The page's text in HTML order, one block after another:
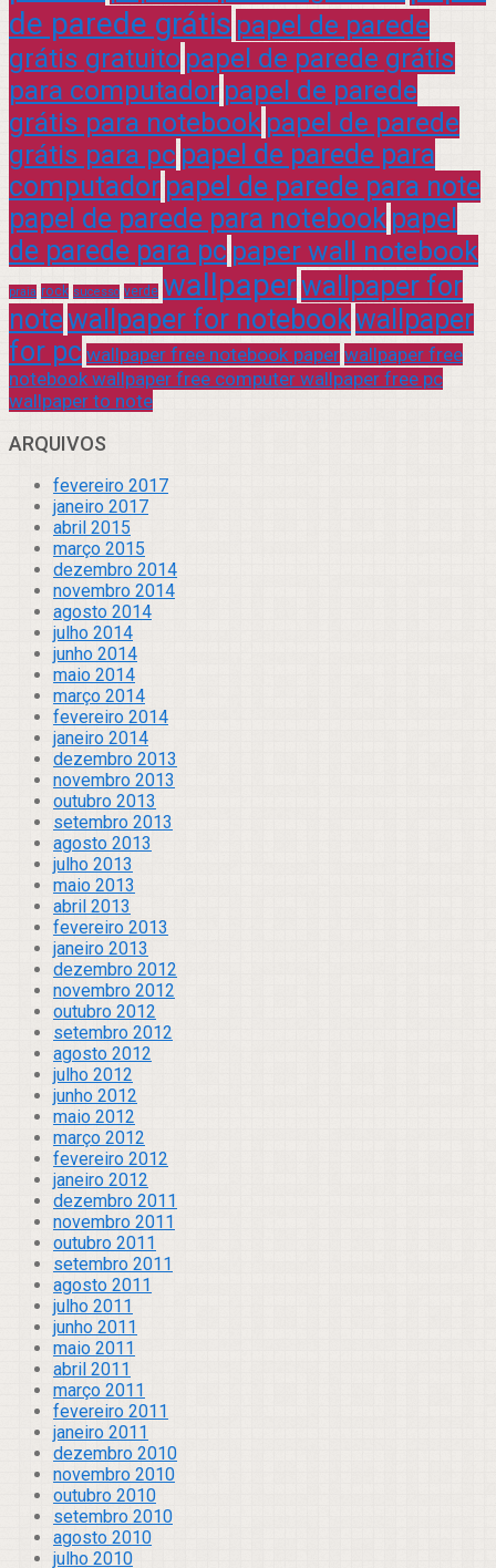
de parede grátis papel de parede
grátis gratuito papel de parede grátis
para computador papel de parede
grátis para notebook papel de parede
grátis para pc papel de parede para
computador papel de parede para note
papel de parede para notebook papel
de parede para pc paper wall notebook
praia rock sucesso verde wallpaperwallpaper for
notewallpaper for notebookwallpaper
for pc wallpaper free notebook paper wallpaper free
notebook wallpaper free computer wallpaper free pc
wallpaper to note
ARQUIVOS
fevereiro 2017
janeiro 2017
abril 2015
março 2015
dezembro 2014
novembro 2014
agosto 2014
julho 2014
junho 2014
maio 2014
março 2014
fevereiro 2014
janeiro 2014
dezembro 2013
novembro 2013
outubro 2013
setembro 2013
agosto 2013
julho 2013
maio 2013
abril 2013
fevereiro 2013
janeiro 2013
dezembro 2012
novembro 2012
outubro 2012
setembro 2012
agosto 2012
julho 2012
junho 2012
maio 2012
março 2012
fevereiro 2012
janeiro 2012
dezembro 2011
novembro 2011
outubro 2011
setembro 2011
agosto 2011
julho 2011
junho 2011
maio 2011
abril 2011
março 2011
fevereiro 2011
janeiro 2011
dezembro 2010
novembro 2010
outubro 2010
setembro 2010
agosto 2010
julho 2010